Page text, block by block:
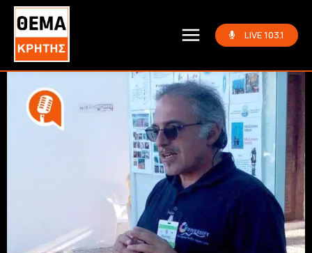
LIVE 103.1